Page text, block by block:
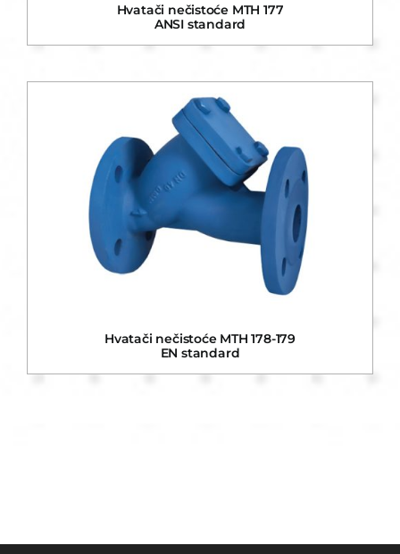
Hvatači nečistoće MTH 177
ANSI standard
Hvatači nečistoće MTH 178-179
EN standard